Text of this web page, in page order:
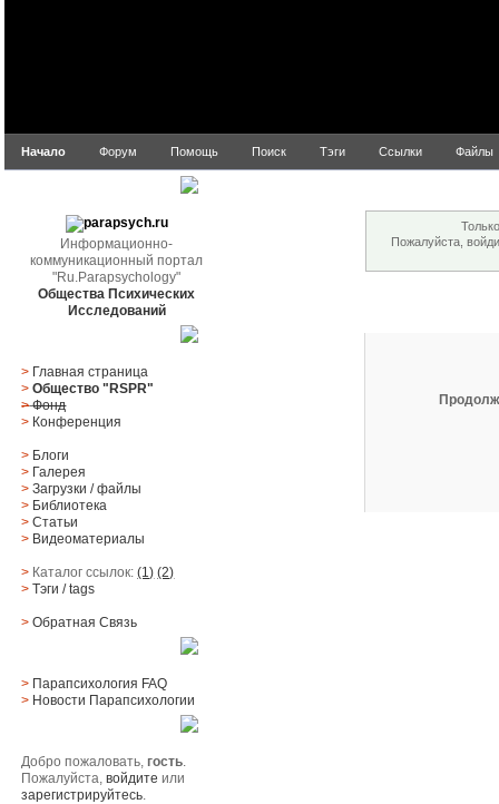
Начало Форум Помощь Поиск Тэги Ссылки Файлы
Информационно-
коммуникационный портал
"Ru.Parapsychology"
Общества Психических
Исследований
> Главная страница
> Общество "RSPR"
> Фонд
> Конференция
> Блоги
> Галерея
> Загрузки/файлы
> Библиотека
> Статьи
> Видеоматериалы
> Каталог ссылок:(1) (2)
> Тэги/ tags
> Обратная Cвязь
> Парапсихология FAQ
> Новости Парапсихологии
Добро пожаловать,гость.
Пожалуйста,войдите или
зарегистрируйтесь.
Пожалуйста,